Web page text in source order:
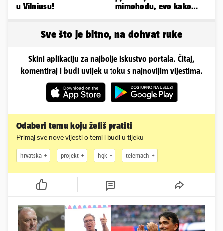
u Vilniusu!
mimohodu, evo kako
Sve što je bitno, na dohvat ruke
Skini aplikaciju za najbolje iskustvo portala. Čitaj,
komentiraj i budi uvijek u toku s najnovijim vijestima.
Odaberi temu koju želiš pratiti
Primaj sve nove vijesti o temi i budi u tijeku
hrvatska projekt hgk telemach